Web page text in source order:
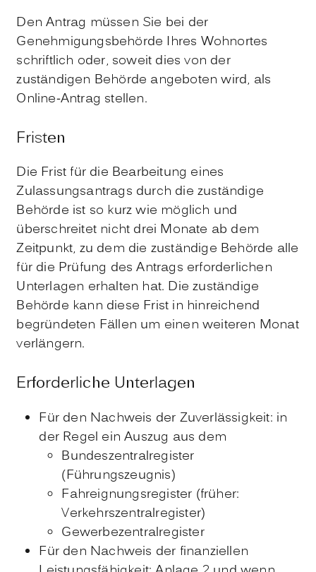
Den Antrag müssen Sie bei der
Genehmigungsbehörde Ihres Wohnortes
schriftlich oder, soweit dies von der
zuständigen Behörde angeboten wird, als
Online-Antrag stellen.
Fristen
Die Frist für die Bearbeitung eines
Zulassungsantrags durch die zuständige
Behörde ist so kurz wie möglich und
überschreitet nicht drei Monate ab dem
Zeitpunkt, zu dem die zuständige Behörde alle
für die Prüfung des Antrags erforderlichen
Unterlagen erhalten hat. Die zuständige
Behörde kann diese Frist in hinreichend
begründeten Fällen um einen weiteren Monat
verlängern.
Erforderliche Unterlagen
Für den Nachweis der Zuverlässigkeit: in
der Regel ein Auszug aus dem
Bundeszentralregister
(Führungszeugnis)
Fahreignungsregister (früher:
Verkehrszentralregister)
Gewerbezentralregister
Für den Nachweis der finanziellen